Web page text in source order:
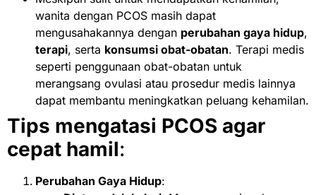
wanita dengan PCOS masih dapat
mengusahakannya dengan perubahan gaya hidup,
terapi, serta konsumsi obat-obatan. Terapi medis
seperti penggunaan obat-obatan untuk
merangsang ovulasi atau prosedur medis lainnya
dapat membantu meningkatkan peluang kehamilan.
Tips mengatasi PCOS agar
cepat hamil:
Perubahan Gaya Hidup: